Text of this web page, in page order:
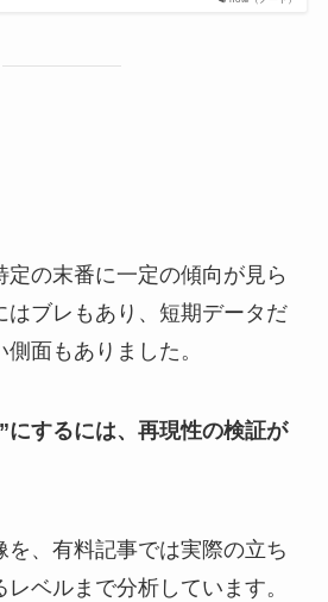
の末番に一定の傾向が見ら
はブレもあり、短期データだ
面もありました。
にするには、再現性の検証が
を、有料記事では実際の立ち
ベルまで分析しています。